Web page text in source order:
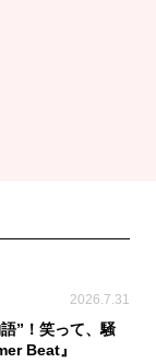
2026.7.31
”！笑って、騒
Beat』